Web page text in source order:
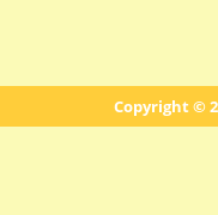
Copyright ©